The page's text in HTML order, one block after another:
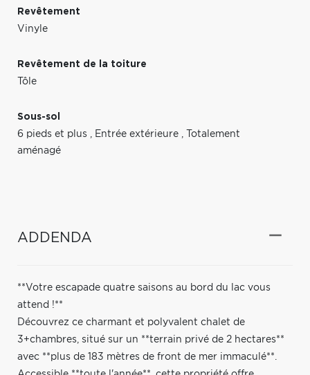
Revêtement
Vinyle
Revêtement de la toiture
Tôle
Sous-sol
6 pieds et plus , Entrée extérieure ,
Totalement
aménagé
ADDENDA
**Votre escapade quatre saisons au bord du lac vous
attend !**
Découvrez ce charmant et polyvalent chalet de
3+chambres, situé sur un **terrain privé de 2 hectares**
avec **plus de 183 mètres de front de mer immaculé**.